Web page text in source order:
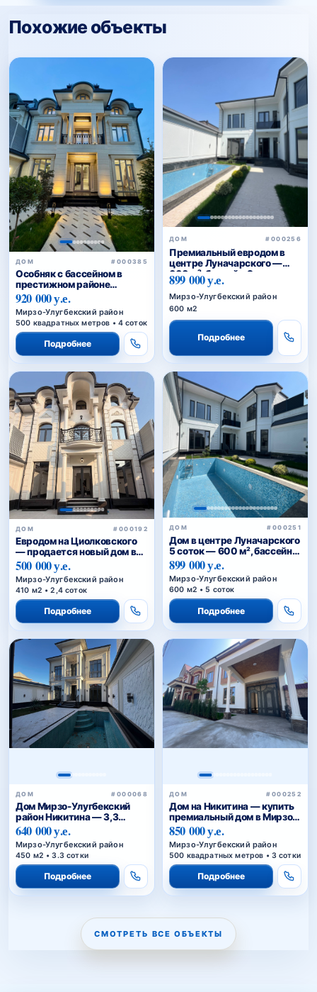
Похожие объекты
ДОМ #000385
Особняк с бассейном в
престижном районе
Циолковского — для
комфортной и статусной
жизни
920 000 у.е.
Мирзо-Улугбекский район
500 квадратных метров • 4 соток
Подробнее
ДОМ #000256
Премиальный евродом в
центре Луначарского —
600 м², бассейн, 3 уровня
899 000 у.е.
Мирзо-Улугбекский район
600 м2
Подробнее
ДОМ #000192
Евродом на Циолковского
— продается новый дом в
Мирзо-Улугбекском районе
Ташкента
500 000 у.е.
Мирзо-Улугбекский район
410 м2 • 2,4 соток
Подробнее
ДОМ #000251
Дом в центре Луначарского
5 соток — 600 м², бассейн,
3 уровня
899 000 у.е.
Мирзо-Улугбекский район
600 м2 • 5 соток
Подробнее
ДОМ #000068
Дом Мирзо-Улугбекский
район Никитина — 3,3
сотки, 2 бассейна
640 000 у.е.
Мирзо-Улугбекский район
450 м2 • 3.3 сотки
Подробнее
ДОМ #000252
Дом на Никитина — купить
премиальный дом в Мирзо-
Улугбекском районе
Ташкента
850 000 у.е.
Мирзо-Улугбекский район
500 квадратных метров • 3 сотки
Подробнее
СМОТРЕТЬ ВСЕ ОБЪЕКТЫ